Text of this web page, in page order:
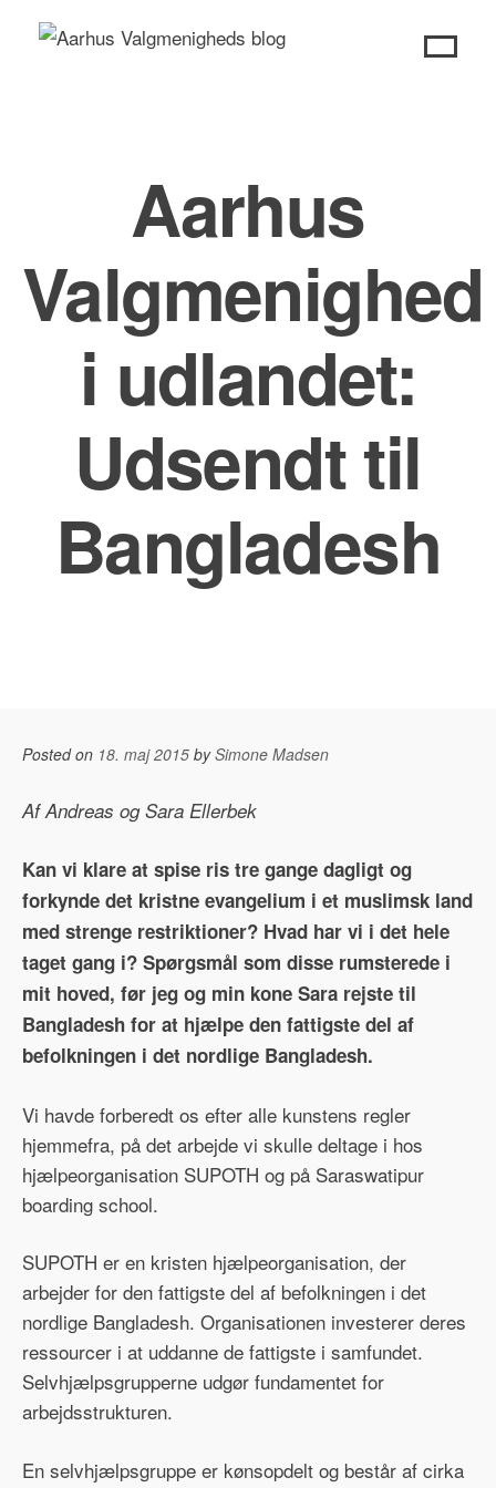
Aarhus
Valgmenighed
i udlandet:
Udsendt til
Bangladesh
Posted on 18. maj 2015 bySimone Madsen
Af Andreas og Sara Ellerbek
Kan vi klare at spise ris tre gange dagligt og
forkynde det kristne evangelium i et muslimsk land
med strenge restriktioner? Hvad har vi i det hele
taget gang i? Spørgsmål som disse rumsterede i
mit hoved, før jeg og min kone Sara rejste til
Bangladesh for at hjælpe den fattigste del af
befolkningen i det nordlige Bangladesh.
Vi havde forberedt os efter alle kunstens regler
hjemmefra, på det arbejde vi skulle deltage i hos
hjælpeorganisation SUPOTH og på Saraswatipur
boarding school.
SUPOTH er en kristen hjælpeorganisation, der
arbejder for den fattigste del af befolkningen i det
nordlige Bangladesh. Organisationen investerer deres
ressourcer i at uddanne de fattigste i samfundet.
Selvhjælpsgrupperne udgør fundamentet for
arbejdsstrukturen.
En selvhjælpsgruppe er kønsopdelt og består af cirka